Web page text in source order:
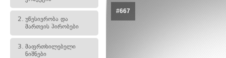
2. უწესივრობა და
მართვის პირობები
3. მაფრთხილებელი
ნიშნები
#667